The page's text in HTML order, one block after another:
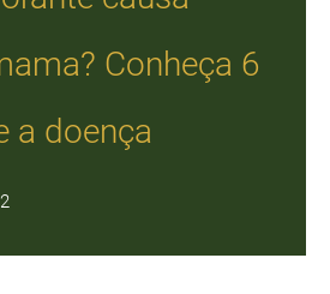
Conheça 6
a doença